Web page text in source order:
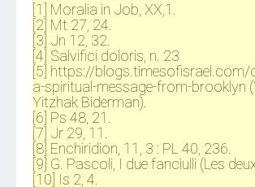
[1] Moralia in Job, XX,1.
[2] Mt 27, 24.
[3] Jn 12, 32.
[4] Salvifici doloris, n. 23
[5] https://
a-spiritual-message-from-brooklyn
Yitzhak Biderman).
[6] Ps 48, 21.
[7] Jr 29, 11.
[8] Enchiridion, 11, 3 : PL 40, 236.
[9] G. Pascoli, I due fanciulli (Les
[10] Is 2, 4.